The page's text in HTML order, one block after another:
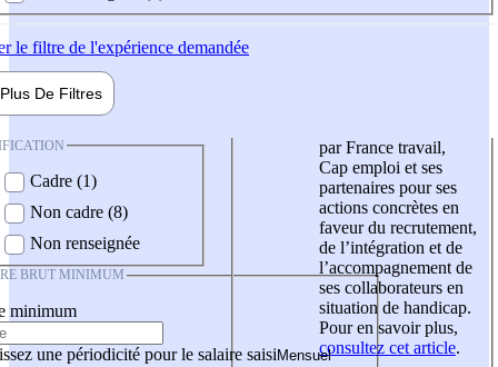
le filtre de l'expérience demandée
Plus De Filtres
Cadre (1)
Non cadre (8)
Non renseignée
BRUT MINIMUM
minimum
une périodicité pour le salaire saisi
par France travail,
Cap emploi et ses
partenaires pour ses
actions concrètes en
faveur du recrutement,
de l’intégration et de
l’accompagnement de
ses collaborateurs en
situation de handicap.
Pour en savoir plus,
consultez cet article.